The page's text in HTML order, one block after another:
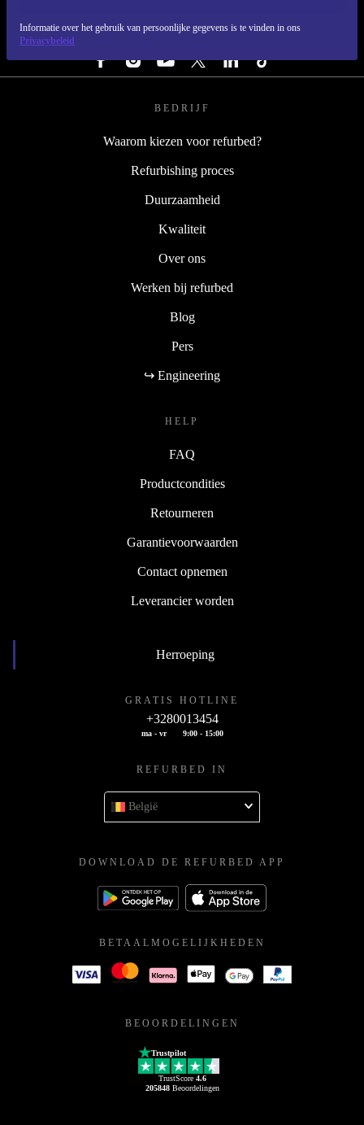
Informatie over het gebruik van persoonlijke gegevens is te vinden in ons
Privacybeleid
VOLG ONS
BEDRIJF
Waarom kiezen voor refurbed?
Refurbishing proces
Duurzaamheid
Kwaliteit
Over ons
Werken bij refurbed
Blog
Pers
↪ Engineering
HELP
FAQ
Productcondities
Retourneren
Garantievoorwaarden
Contact opnemen
Leverancier worden
Herroeping
GRATIS HOTLINE
+3280013454
ma - vr 9:00 - 15:00
REFURBED IN
België
DOWNLOAD DE REFURBED APP
BETAALMOGELIJKHEDEN
BEOORDELINGEN
Trustpilot
TrustScore 4.6
205848Beoordelingen